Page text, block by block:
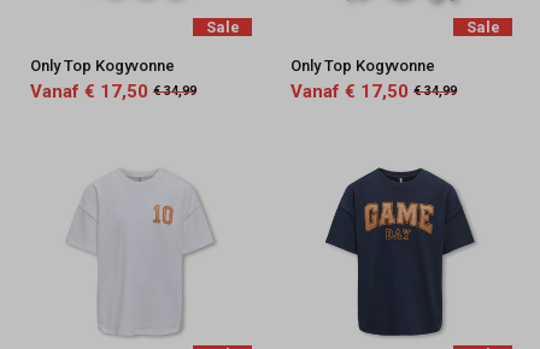
Sale
Only Top Kogyvonne
Vanaf € 17,50 € 34,99
Sale
Only Top Kogyvonne
Vanaf € 17,50 € 34,99